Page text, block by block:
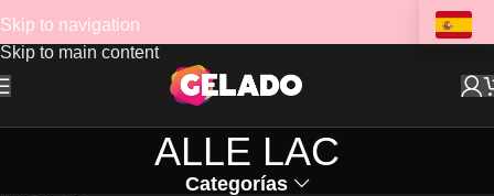
Skip to navigation
Skip to main content
ALLE LAC
Categorías